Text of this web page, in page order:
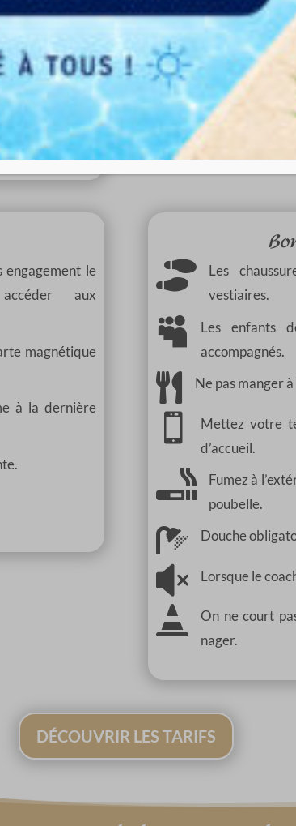
enfants à partir
zone a,


Tarifs
mobilité réduite
 Pas de
le
aux
magnétique
à la dernière

Les
vestiaires.

Les enfants
accompagnés.
 Ne pas manger

Mettez votre
d’accueil.

Fumez à
poubelle.
 Douche
 Lorsque le

On ne court
nager.
DÉCOUVRIR LES TARIFS